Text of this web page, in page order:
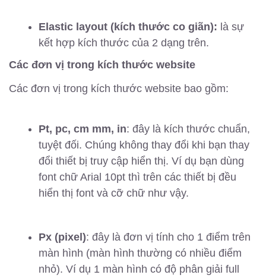
Elastic layout (kích thước co giãn): là sự
kết hợp kích thước của 2 dạng trên.
Các đơn vị trong kích thước website
Các đơn vị trong kích thước website bao gồm:
Pt, pc, cm mm, in: đây là kích thước chuẩn,
tuyệt đối. Chúng không thay đổi khi bạn thay
đổi thiết bị truy cập hiển thị. Ví dụ bạn dùng
font chữ Arial 10pt thì trên các thiết bị đều
hiển thị font và cỡ chữ như vậy.
Px (pixel): đây là đơn vị tính cho 1 điểm trên
màn hình (màn hình thường có nhiều điểm
nhỏ). Ví dụ 1 màn hình có độ phân giải full